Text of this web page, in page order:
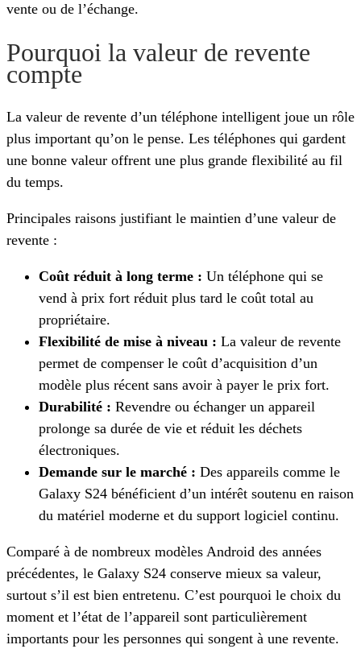
vente ou de l’échange.
Pourquoi la valeur de revente
compte
La valeur de revente d’un téléphone intelligent joue un rôle
plus important qu’on le pense. Les téléphones qui gardent
une bonne valeur offrent une plus grande flexibilité au fil
du temps.
Principales raisons justifiant le maintien d’une valeur de
revente :
Coût réduit à long terme : Un téléphone qui se
vend à prix fort réduit plus tard le coût total au
propriétaire.
Flexibilité de mise à niveau : La valeur de revente
permet de compenser le coût d’acquisition d’un
modèle plus récent sans avoir à payer le prix fort.
Durabilité : Revendre ou échanger un appareil
prolonge sa durée de vie et réduit les déchets
électroniques.
Demande sur le marché : Des appareils comme le
Galaxy S24 bénéficient d’un intérêt soutenu en raison
du matériel moderne et du support logiciel continu.
Comparé à de nombreux modèles Android des années
précédentes, le Galaxy S24 conserve mieux sa valeur,
surtout s’il est bien entretenu. C’est pourquoi le choix du
moment et l’état de l’appareil sont particulièrement
importants pour les personnes qui songent à une revente.